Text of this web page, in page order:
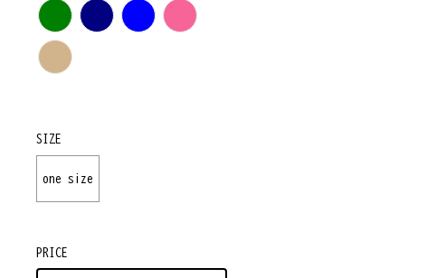
SIZE
one size
PRICE